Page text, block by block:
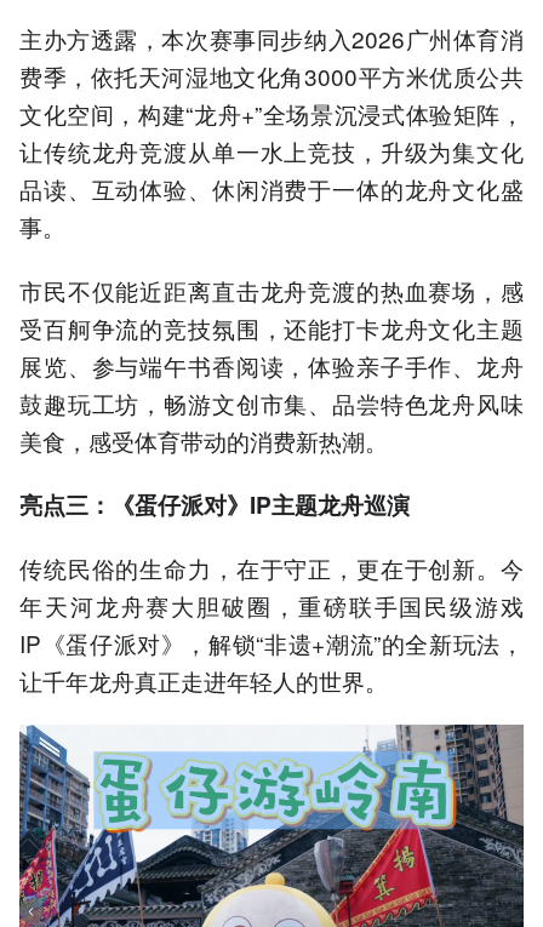
主办方透露，本次赛事同步纳入2026广州体育消
费季，依托天河湿地文化角3000平方米优质公共
文化空间，构建“龙舟+”全场景沉浸式体验矩阵，
让传统龙舟竞渡从单一水上竞技，升级为集文化
品读、互动体验、休闲消费于一体的龙舟文化盛
事。
市民不仅能近距离直击龙舟竞渡的热血赛场，感
受百舸争流的竞技氛围，还能打卡龙舟文化主题
展览、参与端午书香阅读，体验亲子手作、龙舟
鼓趣玩工坊，畅游文创市集、品尝特色龙舟风味
美食，感受体育带动的消费新热潮。
亮点三：《蛋仔派对》IP主题龙舟巡演
传统民俗的生命力，在于守正，更在于创新。今
年天河龙舟赛大胆破圈，重磅联手国民级游戏
IP《蛋仔派对》，解锁“非遗+潮流”的全新玩法，
让千年龙舟真正走进年轻人的世界。